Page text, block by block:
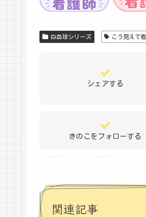
白血球シリーズ こう見えて
シェアする
きのこをフォローする
関連記事